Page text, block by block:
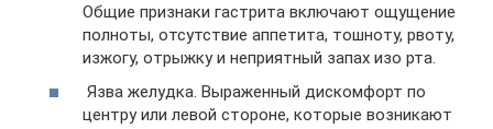
Общие признаки гастрита включают ощущение
полноты, отсутствие аппетита, тошноту, рвоту,
изжогу, отрыжку и неприятный запах изо рта.
Язва желудка. Выраженный дискомфорт по
центру или левой стороне, которые возникают